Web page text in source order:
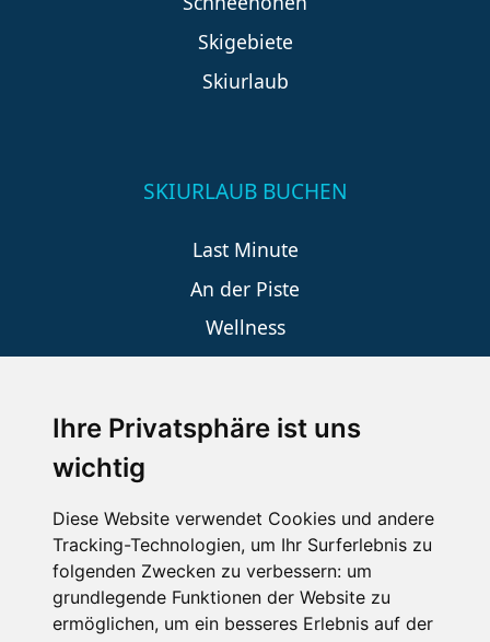
Ihre Privatsphäre ist uns
wichtig
Diese Website verwendet Cookies und andere
Tracking-Technologien, um Ihr Surferlebnis zu
folgenden Zwecken zu verbessern: um
grundlegende Funktionen der Website zu
ermöglichen, um ein besseres Erlebnis auf der
Skigebiete
Skiurlaub
SKIURLAUB BUCHEN
Last Minute
An der Piste
Wellness
SCHNEEHÖHEN SKI APP
Die Schneehoehen Ski APP für iOS und Android - Ein
Muss für alle Wintersportler und Schneefreaks!